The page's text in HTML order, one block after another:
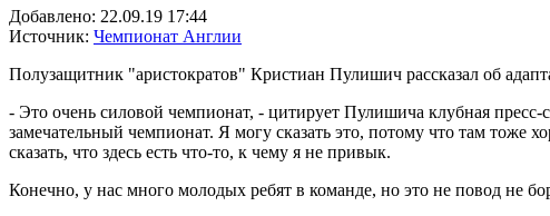
Добавлено: 22.09.19 17:44
Источник: Чемпионат Англии
Полузащитник "аристократов" Кристиан Пулишич рассказал об
- Это очень силовой чемпионат, - цитирует Пулишича клубная
замечательный чемпионат. Я могу сказать это, потому что там тоже
сказать, что здесь есть что-то, к чему я не привык.
Конечно, у нас много молодых ребят в команде, но это не повод не